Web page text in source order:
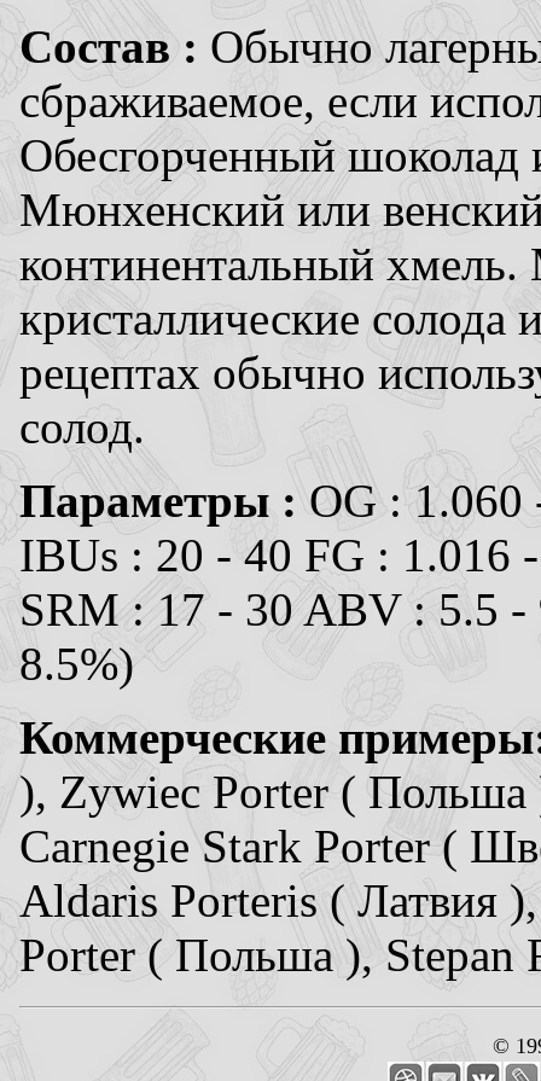
Состав : Обычно
сбраживаемое, если
Обесгорченный
Мюнхенский или
континентальный
кристаллические
рецептах обычно
солод.
Параметры :OG : 1.060
IBUs : 20 - 40 FG : 1.016
SRM : 17 - 30 ABV : 5.5 -
8.5%)
Коммерческие
), Zywiec Porter ( Польша
Carnegie Stark Porter (
Aldaris Porteris ( Латвия
Porter ( Польша ), Stepan
©